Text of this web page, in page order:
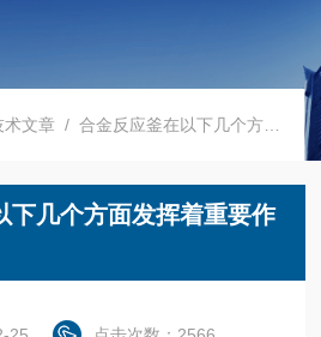
术文章 / 合金反应釜在以下几个方面发挥着重要作用
下几个方面发挥着重要作